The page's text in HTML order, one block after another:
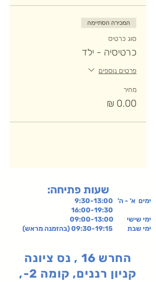
המכירה הסתיימה
סוג כרטיס
כרטיסיה - ילד
פרטים נוספים
מחיר
:שעות פתיחה
ימים א' - ה' 9:30-13:00
ימי שישי 09:00-13:00
ימי שבת 09:30-19:15 (בהזמנה מראש)
החרש 16 , נס ציונה
קניון רננים, קומה 2-,